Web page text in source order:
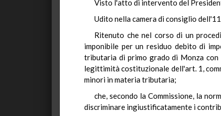
Visto l'atto di intervento del
Udito nella camera di consiglio
Ritenuto che nel corso di un
imponibile per un residuo debito di
tributaria di primo grado di Monza
legittimità costituzionale dell'art. 1,
minori in materia tributaria;
che, secondo la Commissione, la
discriminare ingiustificatamente i